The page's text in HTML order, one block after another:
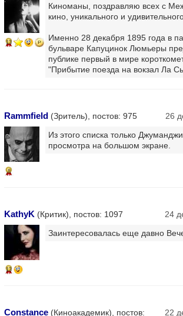
13
Киноманы, поздравляю всех с
кино, уникального и
Именно 28 декабря 1895 года в
бульваре Капуцинок Люмьеры
публике первый в мире
"Прибытие поезда на вокзал Ла
Rammfield (Зритель), постов: 975 26
8
Из этого списка только
просмотра на большом экране.
KathyK (Критик), постов: 1097 24
13
Заинтересовалась еще давно
Constance (Киноакадемик), постов:
22